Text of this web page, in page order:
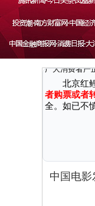
因近期接
广大消费者严
北京红
者购票或
全。如已不
中国电